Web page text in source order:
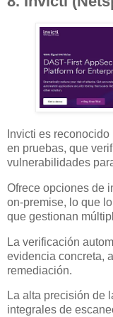
Invicti es
en pruebas, que
vulnerabilidades
Ofrece opciones de
on-premise, lo que
que gestionan
La verificación
evidencia concreta,
remediación.
La alta precisión de
integrales de